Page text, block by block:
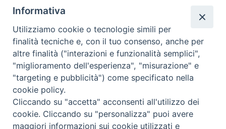
Dove siamo
contatti
Area riservata
Informativa
Utilizziamo cookie o tecnologie simili per
finalità tecniche e, con il tuo consenso, anche per
altre finalità ("interazioni e funzionalità semplici",
"miglioramento dell'esperienza", "misurazione" e
"targeting e pubblicità") come specificato nella
cookie policy.
Cliccando su "accetta" acconsenti all'utilizzo dei
cookie. Cliccando su "personalizza" puoi avere
maggiori informazioni sui cookie utilizzati e